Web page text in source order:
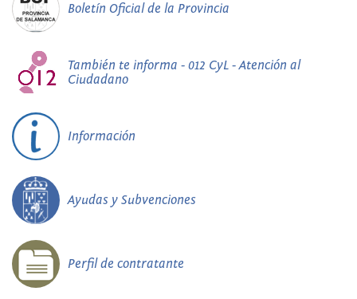
Boletín Oficial de la Provincia
También te informa - 012 CyL - Atención al
Ciudadano
Información
Ayudas y Subvenciones
Perfil de contratante